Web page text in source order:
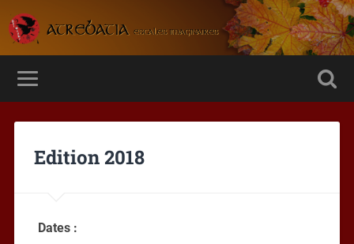
Edition 2018
Dates :